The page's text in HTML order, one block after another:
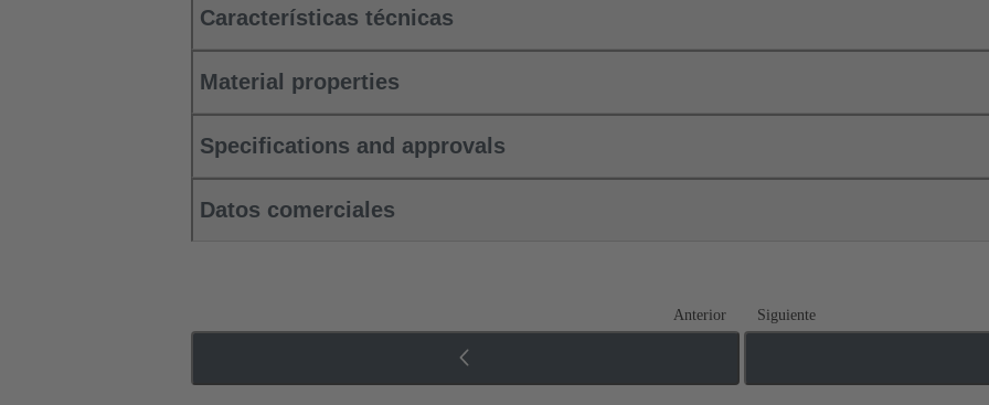
Características técnicas
Material properties
Specifications and approvals
Datos comerciales
Anterior Siguiente